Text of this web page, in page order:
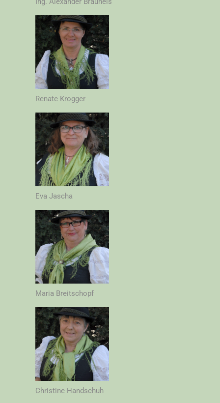
Renate Krogger
Eva Jascha
Maria Breitschopf
Christine Handschuh